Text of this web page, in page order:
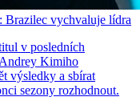
Brazilec vychvaluje lídra
v posledních
Kimiho
výsledky a sbírat
sezony rozhodnout.